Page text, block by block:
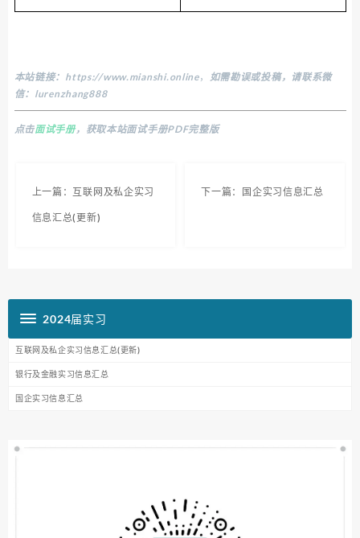
本站链接： https://www.mianshi.online，
如需勘误或投稿，请联系微
信：lurenzhang888
点击面试手册，获取本站面试手册PDF完整版
上一篇：互联网及私企实习
信息汇总(更新)
下一篇：国企实习信息汇总
2024届实习
互联网及私企实习信息汇总(更新)
银行及金融实习信息汇总
国企实习信息汇总